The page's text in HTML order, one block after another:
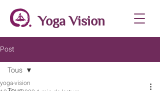
Yoga Vision
Post
Tous
yoga-vision